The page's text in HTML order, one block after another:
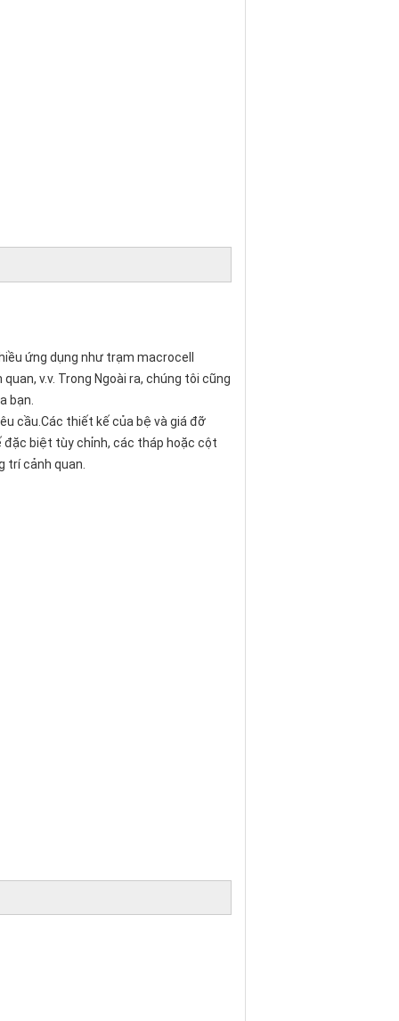
ứng dụng như trạm macrocell
v.v. Trong Ngoài ra, chúng tôi cũng
bạn.
cầu.Các thiết kế của bệ và giá đỡ
đặc biệt tùy chỉnh, các tháp hoặc cột
trí cảnh quan.